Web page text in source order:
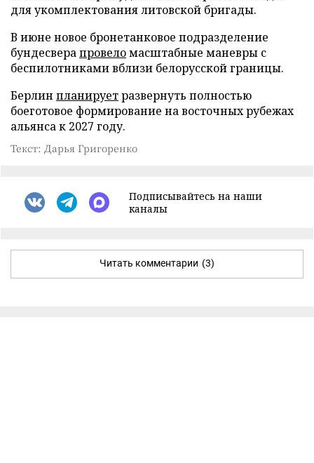
для укомплектования литовской бригады.
В июне новое бронетанковое подразделение
бундесверапровеломасштабные маневры с
беспилотниками вблизи белорусской границы.
Берлин планируетразвернуть полностью
боеготовое формирование на восточных рубежах
альянса к 2027 году.
Текст: Дарья Григоренко
Подписывайтесь на наши
каналы
Читать комментарии (3)